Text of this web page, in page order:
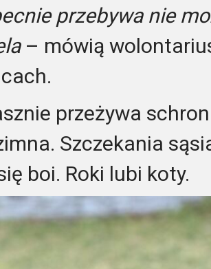
przebywa nie
– mówią
przeżywa
Szczekania
boi. Roki lubi koty.